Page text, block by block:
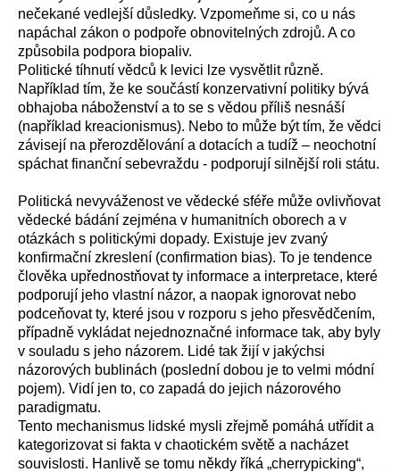
nečekané vedlejší důsledky. Vzpomeňme si, co u nás
napáchal zákon o podpoře obnovitelných zdrojů. A co
způsobila podpora biopaliv.
Politické tíhnutí vědců k levici lze vysvětlit různě.
Například tím, že ke součástí konzervativní politiky bývá
obhajoba náboženství a to se s vědou příliš nesnáší
(například kreacionismus). Nebo to může být tím, že vědci
závisejí na přerozdělování a dotacích a tudíž – neochotní
spáchat finanční sebevraždu - podporují silnější roli státu.
Politická nevyváženost ve vědecké sféře může ovlivňovat
vědecké bádání zejména v humanitních oborech a v
otázkách s politickými dopady. Existuje jev zvaný
konfirmační zkreslení (confirmation bias). To je tendence
člověka upřednostňovat ty informace a interpretace, které
podporují jeho vlastní názor, a naopak ignorovat nebo
podceňovat ty, které jsou v rozporu s jeho přesvědčením,
případně vykládat nejednoznačné informace tak, aby byly
v souladu s jeho názorem. Lidé tak žijí v jakýchsi
názorových bublinách (poslední dobou je to velmi módní
pojem). Vidí jen to, co zapadá do jejich názorového
paradigmatu.
Tento mechanismus lidské mysli zřejmě pomáhá utřídit a
kategorizovat si fakta v chaotickém světě a nacházet
souvislosti. Hanlivě se tomu někdy říká „cherrypicking“,